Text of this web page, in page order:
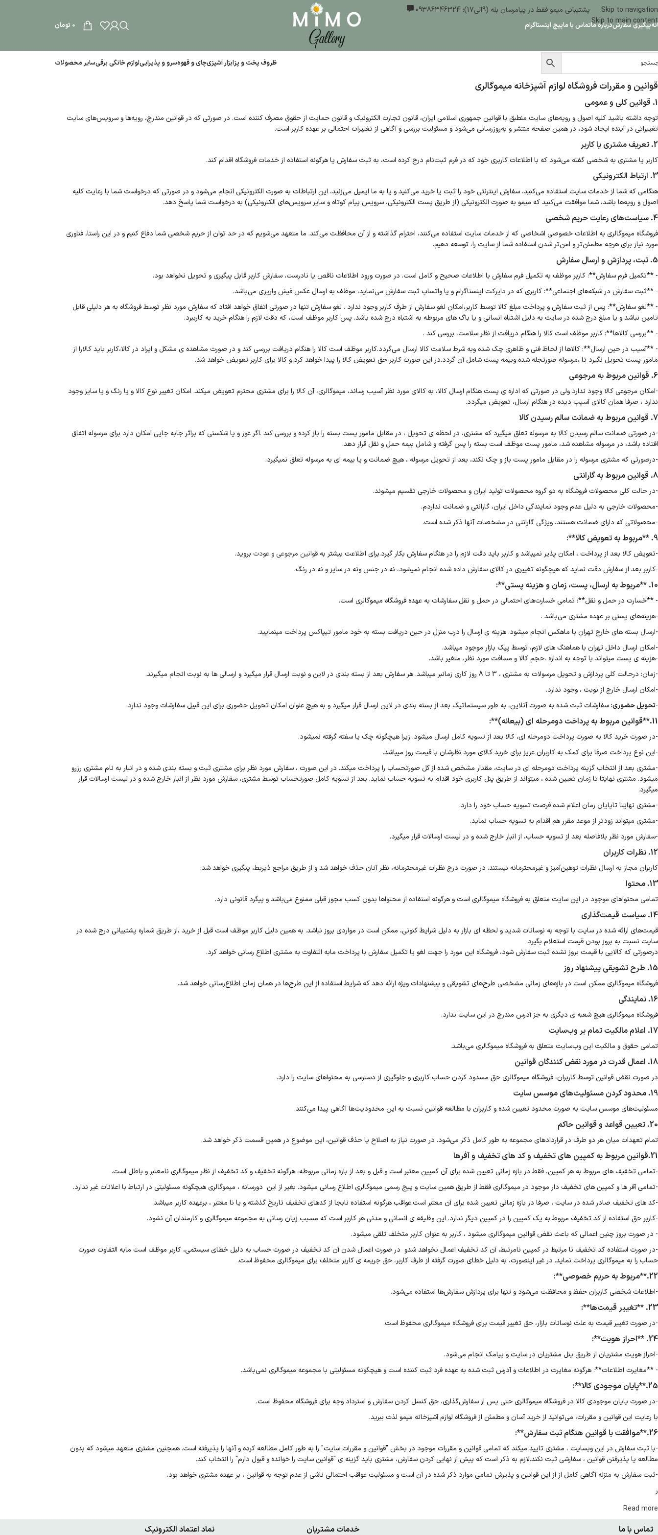
Skip to navigation
Skip to main content
پشتیبانی میمو فقط در پیامرسان بله (9الی17): 09386346324
پیگیری سفارشدرباره ماتماس با ماپیج اینستاگرام 0 تومان
ظروف پخت و پزابزار آشپزیچای و قهوهسرو و پذیراییلوازم خانگی برقیسایر محصولات
قوانین و مقررات فروشگاه لوازم آشپزخانه میموگالری
1. قوانین کلی و عمومی
توجه داشته باشید کلیه اصول و رویه‌های سایت منطبق با قوانین جمهوری اسلامی ایران، قانون تجارت الکترونیک و قانون حمایت از حقوق مصرف کننده است. در صورتی که در قوانین مندرج، رویه‌ها و سرویس‌های سایت
تغییراتی در آینده ایجاد شود، در همین صفحه منتشر و به‌روزرسانی می‌شود و مسئولیت بررسی و آگاهی از تغییرات احتمالی بر عهده کاربر است.
2. تعریف مشتری یا کاربر
کاربر یا مشتری به شخصی گفته می‌شود که با اطلاعات کاربری خود که در فرم ثبت‌نام درج کرده است، به ثبت سفارش یا هرگونه استفاده از خدمات فروشگاه اقدام کند.
3. ارتباط الکترونیکی
هنگامی که شما از خدمات سایت استفاده می‌کنید، سفارش اینترنتی خود را ثبت یا خرید می‌کنید و یا به ما ایمیل می‌زنید، این ارتباطات به صورت الکترونیکی انجام می‌شود و در صورتی که درخواست شما با رعایت کلیه
اصول و رویه‌ها باشد، شما موافقت می‌کنید که میمو به صورت الکترونیکی (از طریق پست الکترونیکی، سرویس پیام کوتاه و سایر سرویس‌های الکترونیکی) به درخواست شما پاسخ دهد.
4. سیاست‌های رعایت حریم شخصی
فروشگاه میموگالری به اطلاعات خصوصی اشخاصی که از خدمات سایت استفاده می‌کنند، احترام گذاشته و از آن محافظت می‌کند. ما متعهد می‌شویم که در حد توان از حریم شخصی شما دفاع کنیم و در این راستا، فناوری
مورد نیاز برای هرچه مطمئن‌تر و امن‌تر شدن استفاده شما از سایت را، توسعه دهیم.
5. ثبت، پردازش و ارسال سفارش
- **تکمیل فرم سفارش**: کاربر موظف به تکمیل فرم سفارش با اطلاعات صحیح و کامل است. در صورت ورود اطلاعات ناقص یا نادرست، سفارش کاربر قابل پیگیری و تحویل نخواهد بود.
- **ثبت سفارش در شبکه‌های اجتماعی**: کاربری که در دایرکت اینستاگرام و یا واتساپ ثبت سفارش می‌نماید، موظف به ارسال عکس فیش واریزی می‌باشد.
- **لغو سفارش**: پس از ثبت سفارش و پرداخت مبلغ کالا توسط کاربر،امکان لغو سفارش از طرف کاربر وجود ندارد . لغو سفارش تنها در صورتی اتفاق خواهد افتاد که سفارش مورد نظر توسط فروشگاه به هر دلیلی قابل
تامین نباشد و یا مبلغ درج شده در سایت به دلیل اشتباه انسانی و یا باگ های مربوطه به اشتباه درج شده باشد. پس کاربر موظف است، که دقت لازم را هنگام خرید به کارببرد.
- **بررسی کالاها**: کاربر موظف است کالا را هنگام دریافت از نظر سلامت، بررسی کند .
- **آسیب در حین ارسال**: کالاها از لحاظ فنی و ظاهری چک شده وبه شرط سلامت کالا ارسال می‌گردد.کاربر موظف است کالا را هنگام دریافت بررسی کند و در صورت مشاهده ی مشکل و ایراد در کالا،کاربر باید کالارا از
مامور پست تحویل نگیرد تا ،مرسوله صورتجله شده وبیمه پست شامل آن گردد.در این صورت کاربر حق تعویض کالا را پیدا خواهد کرد و کالا برای کاربر تعویض خواهد شد.
6. قوانین مربوط به مرجوعی
-امکان مرجوعی کالا وجود ندارد ولی در صورتی که اداره ی پست هنگام ارسال کالا، به کالای مورد نظر آسیب رساند، میموگالری، آن کالا را برای مشتری محترم تعویض میکند. امکان تغییر نوع کالا و یا رنگ و یا سایز وجود
ندارد ، صرفا همان کالای آسیب دیده در هنگام ارسال، تعویض میگردد.
7. قوانین مربوط به ضمانت سالم رسیدن کالا
-در صورتی ضمانت سالم رسیدن کالا به مرسوله تعلق میگیرد که مشتری، در لحظه ی تحویل ، در مقابل مامور پست بسته را باز کرده و بررسی کند .اگر غور و یا شکستی که براثر جابه جایی امکان دارد برای مرسوله اتفاق
افتاده باشد، در مرسوله مشاهده شد، مامور پست موظف است بسته را پس گرفته و شامل بیمه حمل و نقل قرار دهد.
-درصورتی که مشتری مرسوله را در مقابل مامور پست باز و چک نکند، بعد از تحویل مرسوله ، هیچ ضمانت و یا بیمه ای به مرسوله تعلق نمیگیرد.
8. قوانین مربوط به گارانتی
-در حالت کلی محصولات فروشگاه به دو گروه محصولات تولید ایران و محصولات خارجی تقسیم میشوند.
-محصولات خارجی به دلیل عدم وجود نمایندگی داخل ایران، گارانتی و ضمانت نداردم.
-محصولاتی که دارای ضمانت هستند، ویژگی گارانتی در مشخصات آنها ذکر شده است.
9. **مربوط به تعویض کالا**:
-تعویض کالا بعد از پرداخت ، امکان پذیر نمیباشد و کاربر باید دقت لازم را در هنگام سفارش بکار گیرد.برای اطلاعت بیشتر به قوانین مرجوعی و عودت بروید.
-کاربر بعد از سفارش دقت نماید که هیچگونه تغییری در کالای سفارش داده شده انجام نمیشود، نه در جنس ونه در سایز و نه در رنگ.
10. **مربوط به ارسال، پست، زمان و هزینه پستی**:
- **خسارت در حمل و نقل**: تمامی خسارت‌های احتمالی در حمل و نقل سفارشات به عهده فروشگاه میموگالری است.
-هزینه‌های پستی بر عهده مشتری می‌باشد .
-ارسال بسته های خارج تهران با ماهکس انجام میشود. هزینه ی ارسال را درب منزل در حین دریافت بسته به خود مامور تیپاکس پرداخت مینمایید.
-امکان ارسال داخل تهران با هماهنگ های لازم، توسط پیک بازار موجود میباشد.
-هزینه ی پست میتواند با توجه به اندازه ،حجم کالا و مسافت مورد نظر، متغیر باشد.
-زمان: درحالت کلی پردازش و تحویل مرسولات به مشتری ، 3 تا 8 روز کاری زمانبر میباشد. هر سفارش بعد از بسته بندی در لاین و نوبت ارسال قرار میگیرد و ارسالی ها به نوبت انجام میگیرند.
-امکان ارسال خارج از نوبت ، وجود ندارد.
-تحویل حضوری:سفارشات ثبت شده به صورت آنلاین، به طور سیستماتیک بعد از بسته بندی در لاین ارسال قرار میگیرد و به هیچ عنوان امکان تحویل حضوری برای این قبیل سفارشات وجود ندارد.
11.**قوانین مربوط به پرداخت دومرحله ای (بیعانه)**:
-در صورت خرید کالا به صورت پرداخت دومرحله ای، کالا بعد از تسویه کامل ارسال میشود. زیرا هیچگونه چک یا سفته گرفته نمیشود.
-این نوع پرداخت صرفا برای کمک به کاربران عزیز برای خرید کالای مورد نظرشان با قیمت روز میباشد.
-مشتری بعد از انتخاب گزینه پرداخت دومرحله ای در سایت، مقدار مشخص شده از کل صورتحساب را پرداخت میکند. در این صورت ، سفارش مورد نظر برای مشتری ثبت و بسته بندی شده و در انبار به نام مشتری رزرو
میشود. مشتری نهایتا تا زمان تعیین شده ، میتواند از طریق پنل کاربری خود اقدام به تسویه حساب نماید. بعد از تسویه کامل صورتحساب توسط مشتری، سفارش مورد نظر از انبار خارج شده و در لیست ارسالات قرار
میگیرد.
-مشتری نهایتا تاپایان زمان اعلام شده فرصت تسویه حساب خود را دارد.
-مشتری میتواند زودتر از موعد مقرر هم اقدام به تسویه حساب نماید.
-سفارش مورد نظر بلافاصله بعد از تسویه حساب، از انبار خارج شده و در لیست ارسالات قرار میگیرد.
12. نظرات کاربران
کاربران مجاز به ارسال نظرات توهین‌آمیز و غیرمحترمانه نیستند. در صورت درج نظرات غیرمحترمانه، نظر آنان حذف خواهد شد و از طریق مراجع ذیربط، پیگیری خواهد شد.
13. محتوا
تمامی محتواهای موجود در این سایت متعلق به فروشگاه میموگالری است و هرگونه استفاده از محتواها بدون کسب مجوز قبلی ممنوع می‌باشد و پیگرد قانونی دارد.
14. سیاست قیمت‌گذاری
قیمت‌های ارائه شده در سایت با توجه به نوسانات شدید و لحظه ای بازار به دلیل شرایط کنونی، ممکن است در مواردی بروز نباشد. به همین دلیل کاربر موظف است قبل از خرید ،از طریق شماره پشتیبانی درج شده در
سایت نسبت به بروز بودن قیمت استعلام بگیرد.
درصورتی که کالایی با قیمت بروز نشده ثبت سفارش شود، فروشگاه این مورد را جهت لغو یا تکمیل سفارش با پرداخت مابه التفاوت به مشتری اطلاع رسانی خواهد کرد.
15. طرح تشویقی پیشنهاد روز
فروشگاه میموگالری ممکن است در بازه‌های زمانی مشخصی طرح‌های تشویقی و پیشنهادات ویژه ارائه دهد که شرایط استفاده از این طرح‌ها در همان زمان اطلاع‌رسانی خواهد شد.
16. نمایندگی
فروشگاه میموگالری هیچ شعبه ی دیگری به جز آدرس مندرج در این سایت ندارد.
17. اعلام مالکیت تمام بر وب‌سایت
تمامی حقوق و مالکیت این وب‌سایت متعلق به فروشگاه میموگالری می‌باشد.
18. اعمال قدرت در مورد نقض کنندگان قوانین
در صورت نقض قوانین توسط کاربران، فروشگاه میموگالری حق مسدود کردن حساب کاربری و جلوگیری از دسترسی به محتواهای سایت را دارد.
19. محدود کردن مسئولیت‌های موسس سایت
مسئولیت‌های موسس سایت به صورت محدود تعیین شده و کاربران با مطالعه قوانین نسبت به این محدودیت‌ها آگاهی پیدا می‌کنند.
20. تعیین قواعد و قوانین حاکم
تمام تعهدات میان هر دو طرف در قراردادهای مجموعه به طور کامل ذکر می‌شود. در صورت نیاز به اصلاح یا حذف قوانین، این موضوع در همین قسمت ذکر خواهد شد.
21.قوانین مربوط به کمپین های تخفیف و کد های تخفیف و آفرها
-تمامی تخفیف های مربوط به هر کمپین، فقط در بازه زمانی تعیین شده برای آن کمپین معتبر است و قبل و بعد از بازه زمانی مربوطه، هرگونه تخفیف و کد تخفیف از نظر میموگالری نامعتبر و باطل است.
-تمامی آفر ها و کمپین های تخفیف دار موجود در میموگالری فقط از طریق همین سایت و پیج رسمی میموگالری اطلاع رسانی میشود. بغیر از این دورسانه ، میموگالری هیچگونه مسئولیتی در ارتباط با اعلانات غیر ندارد.
-کد های تخفیف صادر شده در سایت ، صرفا در بازه زمانی تعیین شده برای آن معتبر است.عواقب هرگونه استفاده نابجا از کدهای تخفیف تاریخ گذشته و یا نا معتبر ، برعهده کاربر میباشد.
-کاربر حق استفاده از کد تخفیف مربوط به یک کمپین را در کمپین دیگر ندارد. این وظیفه ی انسانی و مدنی هر کاربر است که مسبب زیان رسانی به مجموعه میموگالری و کارمندان آن نشود.
- در صورت بروز چنین اعمالی که باعث نقض قوانین میموگالری میشود ، کاربر به عنوان کاربر متخلف تلقی میشود.
-در صورت استفاده کد تخفیف نا مرتبط در کمپین نامرتبط، آن کد تخفیف اعمال نخواهد شدو در صورت اعمال شدن آن کد تخفیف در صورت حساب به دلیل خطای سیستمی، کاربر موظف است مابه التفاوت صورت
حساب را به میموگالری پرداخت نماید. در غیر اینصورت، به دلیل خطای صورت گرفته از طرف کاربر، حق جریمه ی کاربر متخلف برای میموگالری محفوظ است.
22.**مربوط به حریم خصوصی**:
-اطلاعات شخصی کاربران حفظ و محافظت می‌شود و تنها برای پردازش سفارش‌ها استفاده می‌شود.
23. **تغییر قیمت‌ها**:
-در صورت تغییر قیمت به علت نوسانات بازار، حق تغییر قیمت برای فروشگاه میموگالری محفوظ است.
24. **احراز هویت**:
-احراز هویت مشتریان از طریق پنل مشتریان در سایت و پیامک انجام می‌شود.
- **مغایرت اطلاعات**: هرگونه مغایرت در اطلاعات و آدرس ثبت شده به عهده فرد ثبت کننده است و هیچگونه مسئولیتی با مجموعه میموگالری نمی‌باشد.
25.**پایان موجودی کالا**:
-در صورت پایان موجودی کالا در فروشگاه میموگالری حتی پس از سفارش‌گذاری، حق کنسل کردن سفارش و استرداد وجه برای فروشگاه محفوظ است.
با رعایت این قوانین و مقررات، می‌توانید از خرید آسان و مطمئن از فروشگاه لوازم آشپزخانه میمو لذت ببرید.
26.**موافقت با قوانین هنگام ثبت سفارش**:
-با ثبت سفارش در این وبسایت ، مشتری تایید میکند که تمامی قوانین و مقررات موجود در بخش "قوانین و مقررات سایت" را به طور کامل مطالعه کرده و آنها را پذیرفته است. همچنین مشتری متعهد میشود که بدون
مطالعه یا پذیرفتن قوانین ، سفارشی ثبت نکند.لازم به ذکر است که پیش از نهایی کردن سفارش، مشتری باید گزینه ی "قوانین سایت را خوانده و قبول دارم" را انتخاب کند.
-ثبت سفارش به منزله آگاهی کامل از از این قوانین و پذیرش تمامی موارد ذکر شده در آن است و مسئولیت عواقب احتمالی ناشی از عدم توجه به قوانین ، بر عهده مشتری خواهد بود.
ر
Read more
تماس با ما خدمات مشتریان نماد اعتماد الکترونیک